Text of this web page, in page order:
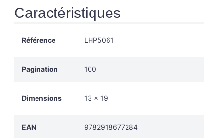
Caractéristiques
Référence LHP5061
Pagination 100
Dimensions 13 × 19
EAN 9782918677284